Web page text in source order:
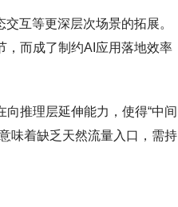
互等更深层次场景的拓展。
，而成了制约AI应用落地效率
推理层延伸能力，使得“中间
味着缺乏天然流量入口，需持